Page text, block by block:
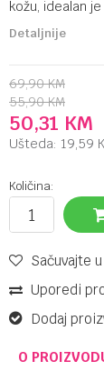
kožu, idealan
Detaljnije
69,90 KM
55,90 KM
50,31 KM
Ušteda: 19,59
Količina:
Sačuvajte
Uporedi
Dodaj
O